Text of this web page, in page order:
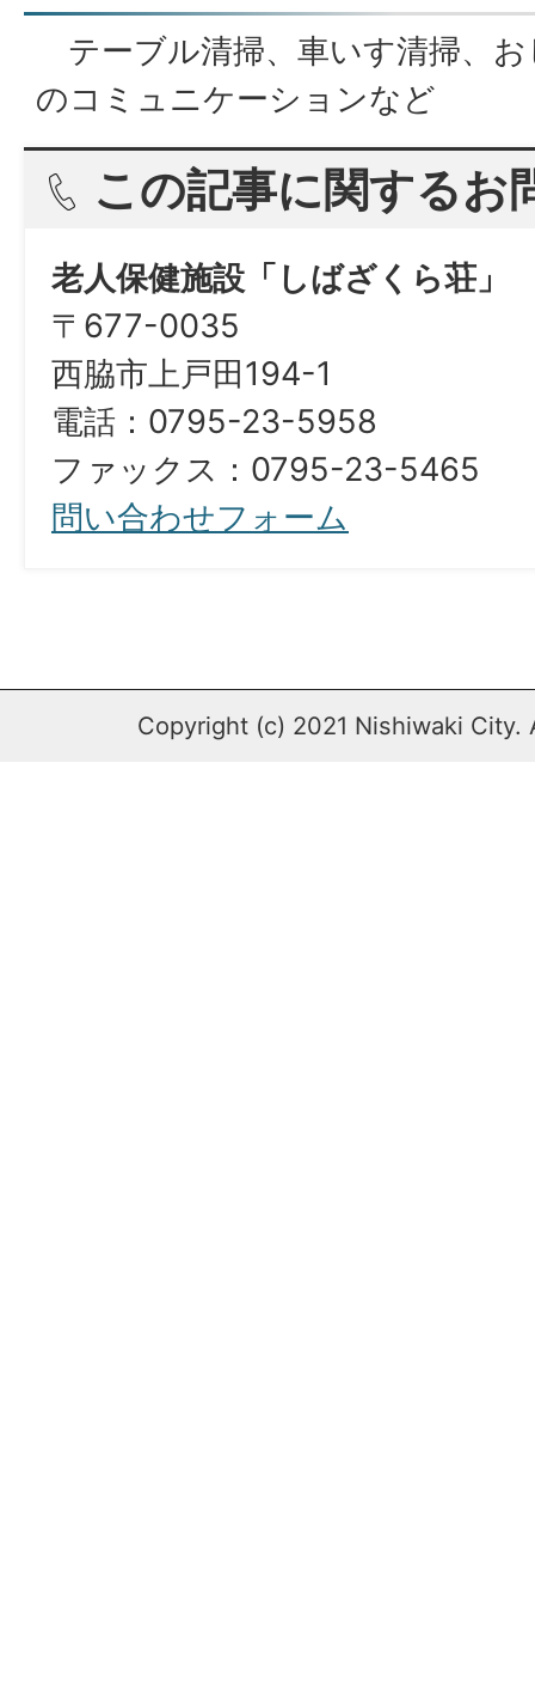
テーブル清掃、車いす清掃、
のコミュニケーションなど
この記事に関するお
老人保健施設「しばざくら荘」
〒677-0035
西脇市上戸田194-1
電話：0795-23-5958
ファックス：0795-23-5465
問い合わせフォーム
Copyright (c) 2021 Nishiwaki City.